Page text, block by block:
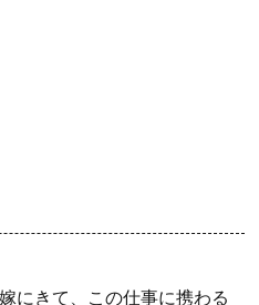
にきて、この仕事に携わる